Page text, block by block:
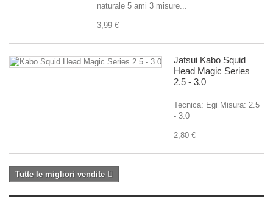
naturale 5 ami 3 misure...
3,99 €
Jatsui Kabo Squid
Head Magic Series
2.5 - 3.0
Tecnica: Egi Misura: 2.5
- 3.0
2,80 €
Tutte le migliori vendite